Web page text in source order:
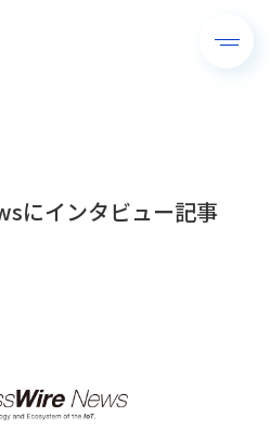
にインタビュー記事